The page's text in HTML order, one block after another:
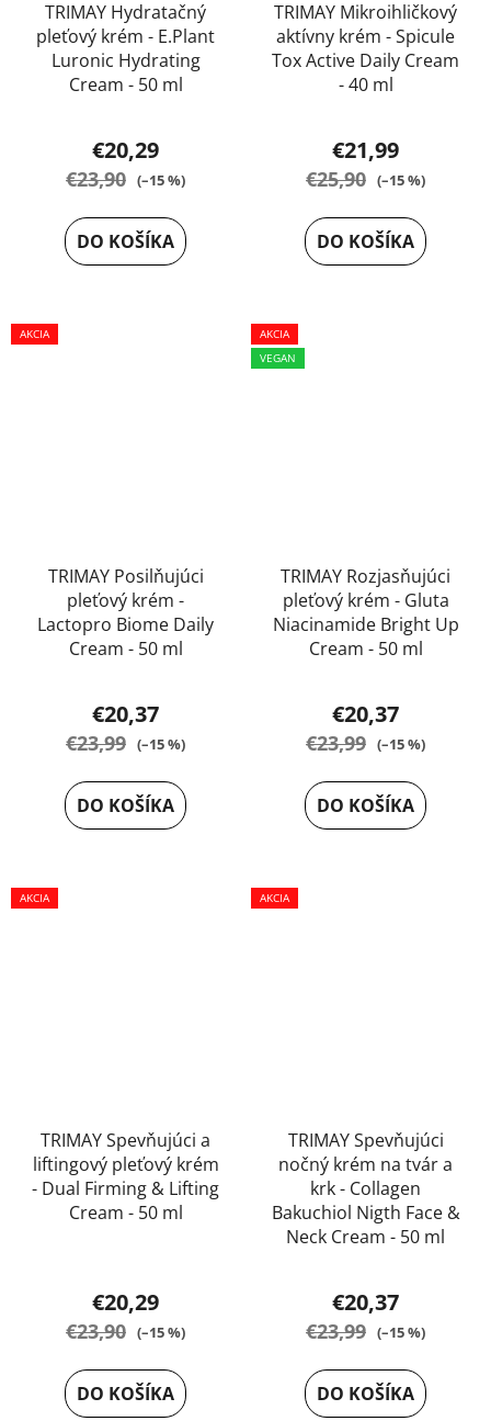
TRIMAY Hydratačný
pleťový krém - E.Plant
Luronic Hydrating
Cream - 50 ml
€20,29
€23,90 (–15 %)
DO KOŠÍKA
TRIMAY Mikroihličkový
aktívny krém - Spicule
Tox Active Daily Cream
- 40 ml
hodnotenie
produktu
je
4,9
€21,99
€25,90 (–15 %)
DO KOŠÍKA
AKCIA
TRIMAY Posilňujúci
pleťový krém -
Lactopro Biome Daily
Cream - 50 ml
hodnotenie
produktu
je
4,0
€20,37
€23,99 (–15 %)
DO KOŠÍKA
AKCIA
VEGAN
TRIMAY Rozjasňujúci
pleťový krém - Gluta
Niacinamide Bright Up
Cream - 50 ml
hodnotenie
produktu
je
5,0
€20,37
€23,99 (–15 %)
DO KOŠÍKA
AKCIA
TRIMAY Spevňujúci a
liftingový pleťový krém
- Dual Firming & Lifting
Cream - 50 ml
produktu
5,0
z
€20,29
€23,90 (–15 %)
DO KOŠÍKA
AKCIA
TRIMAY Spevňujúci
nočný krém na tvár a
krk - Collagen
Bakuchiol Nigth Face &
Neck Cream - 50 ml
hodnotenie
produktu
je
5,0
€20,37
€23,99 (–15 %)
DO KOŠÍKA